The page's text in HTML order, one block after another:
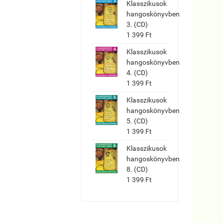
Klasszikusok
hangoskönyvben
3. (CD)
1 399 Ft
Klasszikusok
hangoskönyvben
4. (CD)
1 399 Ft
Klasszikusok
hangoskönyvben
5. (CD)
1 399 Ft
Klasszikusok
hangoskönyvben
8. (CD)
1 399 Ft